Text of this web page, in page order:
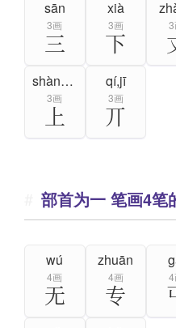
sān
3画
三
xià
3画
下
shàng,shǎng
3画
上
qí,jī
3画
丌
部首为一 笔画4笔
wú
4画
无
zhuān
4画
专